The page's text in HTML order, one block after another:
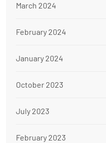
March 2024
February 2024
January 2024
October 2023
July 2023
February 2023